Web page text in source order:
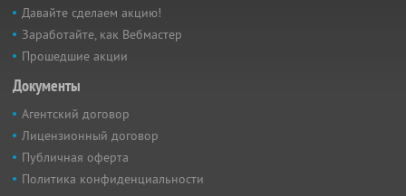
Давайте сделаем акцию!
Заработайте, как Вебмастер
Прошедшие акции
Документы
Агентский договор
Лицензионный договор
Публичная оферта
Политика конфиденциальности